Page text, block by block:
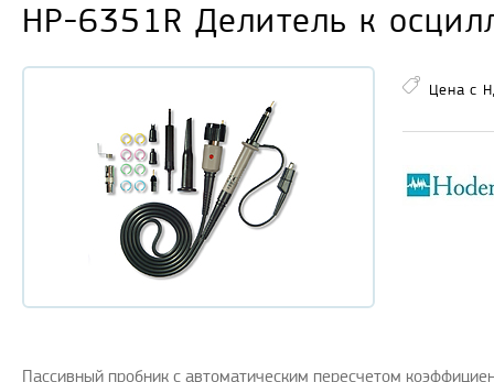
HP-6351R Делитель к
Цена с
Пассивный пробник с автоматическим пересчетом